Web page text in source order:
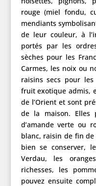
rouge (miel fondu,
mendiants
de leur couleur, à
portés par les
sèches pour les
Carmes, les noix ou
raisins secs pour
fruit exotique admis,
de l’Orient et sont
de la maison. Elles
d’amande verte ou
blanc, raisin de fin
bien se conserver,
Verdau, les
richesses, les
pouvez ensuite